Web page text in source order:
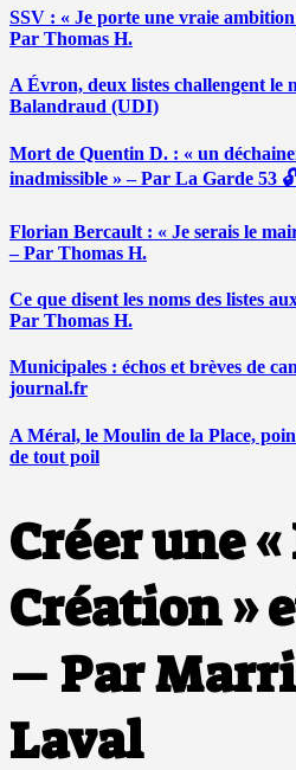
SSV : « Je porte une vraie
Par Thomas H.
A Évron, deux listes challengent le
Balandraud (UDI)
Mort de Quentin D. : « un
inadmissible » – Par La Garde 53
Florian Bercault : « Je serais le
– Par Thomas H.
Ce que disent les noms des listes
Par Thomas H.
Municipales : échos et brèves de
journal.fr
A Méral, le Moulin de la Place,
de tout poil
Créer une
Création »
– Par
Laval